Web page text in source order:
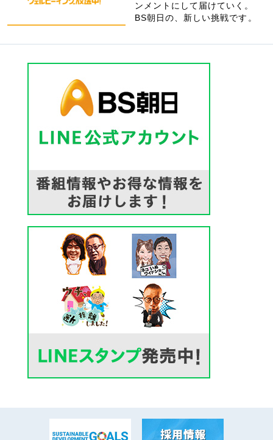
ンメントにして届けていく。
BS朝日の、新しい挑戦です。